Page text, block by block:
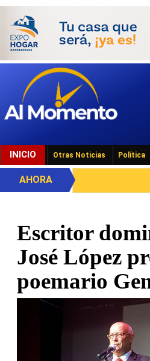
INICIO Otras Noticias Política
AHORA
Escritor
José López
poemario